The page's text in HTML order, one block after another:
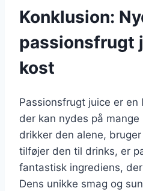
Konklusion:
passionsfrugt
kost
Passionsfrugt juice er
der kan nydes på
drikker den alene,
tilføjer den til drinks, er
fantastisk ingrediens,
Dens unikke smag og